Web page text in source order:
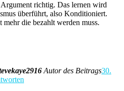
richtig. Das lernen wird
überführt, also Konditioniert.
die bezahlt werden muss.
Autor des Beitrags30.